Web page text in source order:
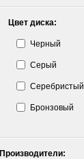
Цвет диска:
Черный
Серый
Серебристый
Бронзовый
Производители: